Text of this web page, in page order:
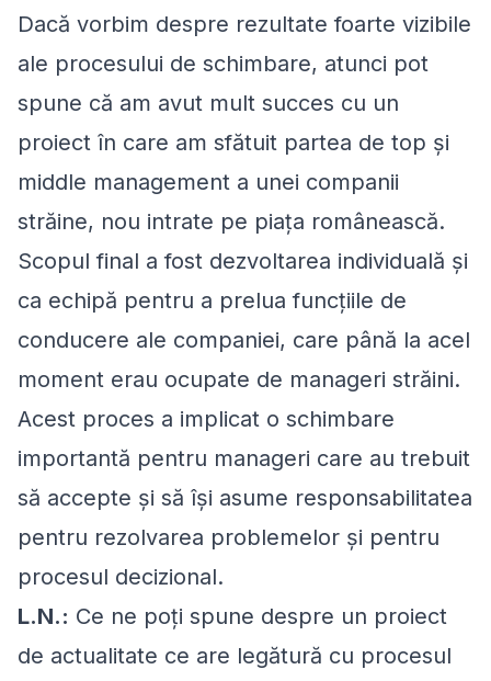
Dacă vorbim despre rezultate foarte vizibile
ale procesului de schimbare, atunci pot
spune că am avut mult succes cu un
proiect în care am sfătuit partea de top și
middle management a unei companii
străine, nou intrate pe piața românească.
Scopul final a fost dezvoltarea individuală și
ca echipă pentru a prelua funcțiile de
conducere ale companiei, care până la acel
moment erau ocupate de manageri străini.
Acest proces a implicat o schimbare
importantă pentru manageri care au trebuit
să accepte și să își asume responsabilitatea
pentru rezolvarea problemelor și pentru
procesul decizional.
L.N.: Ce ne poți spune despre un proiect
de actualitate ce are legătură cu procesul